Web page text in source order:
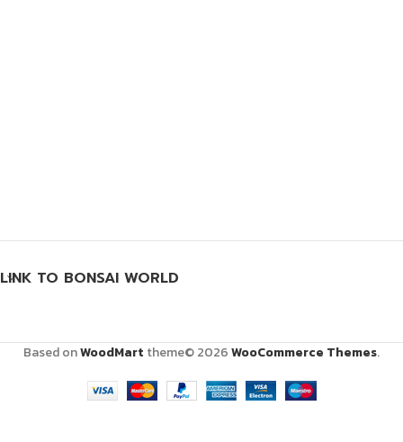
LINK TO BONSAI WORLD
Based onWoodMart theme© 2026WooCommerce Themes.